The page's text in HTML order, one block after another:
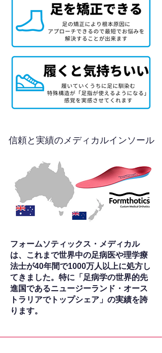
信頼と実績のメディカルインソール
フォームソティックス・メディカル
は、これまで世界中の足病医や理学療
法士が40年間で1000万人以上に処方し
てきました。特に「足病学の世界的先
進国であるニュージーランド・オース
トラリアでトップシェア」の実績を誇
ります。